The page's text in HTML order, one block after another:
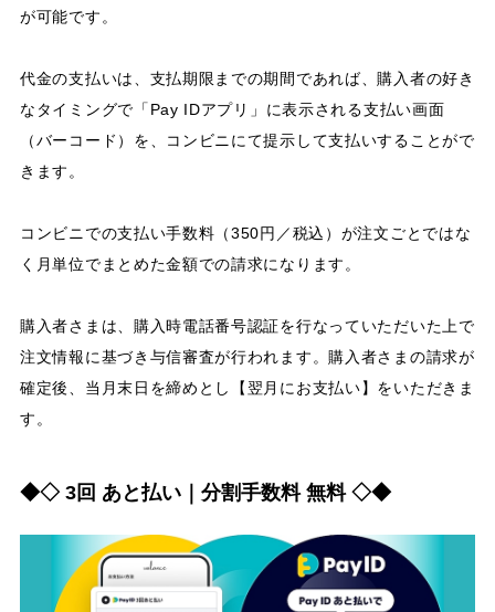
が可能です。
代金の支払いは、支払期限までの期間であれば、購入者の好き
なタイミングで「Pay IDアプリ」に表示される支払い画面
（バーコード）を、コンビニにて提示して支払いすることがで
きます。
コンビニでの支払い手数料（350円／税込）が注文ごとではな
く月単位でまとめた金額での請求になります。
購入者さまは、購入時電話番号認証を行なっていただいた上で
注文情報に基づき与信審査が行われます。購入者さまの請求が
確定後、当月末日を締めとし【翌月にお支払い】をいただきま
す。
◆◇ 3回 あと払い｜分割手数料 無料 ◇◆